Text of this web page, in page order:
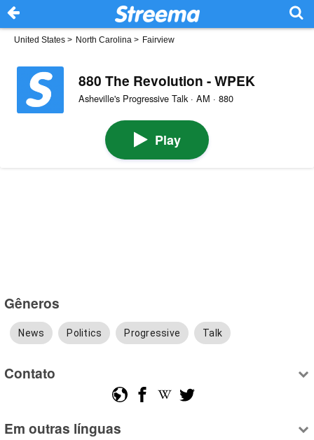
United States > North Carolina > Fairview
880 The Revolution - WPEK
Asheville's Progressive Talk · AM · 880
Play
Gêneros
News Politics Progressive Talk
Contato
Em outras línguas